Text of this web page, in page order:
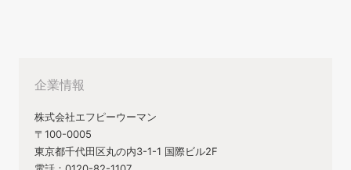
企業情報
株式会社エフピーウーマン
〒100-0005
東京都千代田区丸の内3-1-1 国際ビル2F